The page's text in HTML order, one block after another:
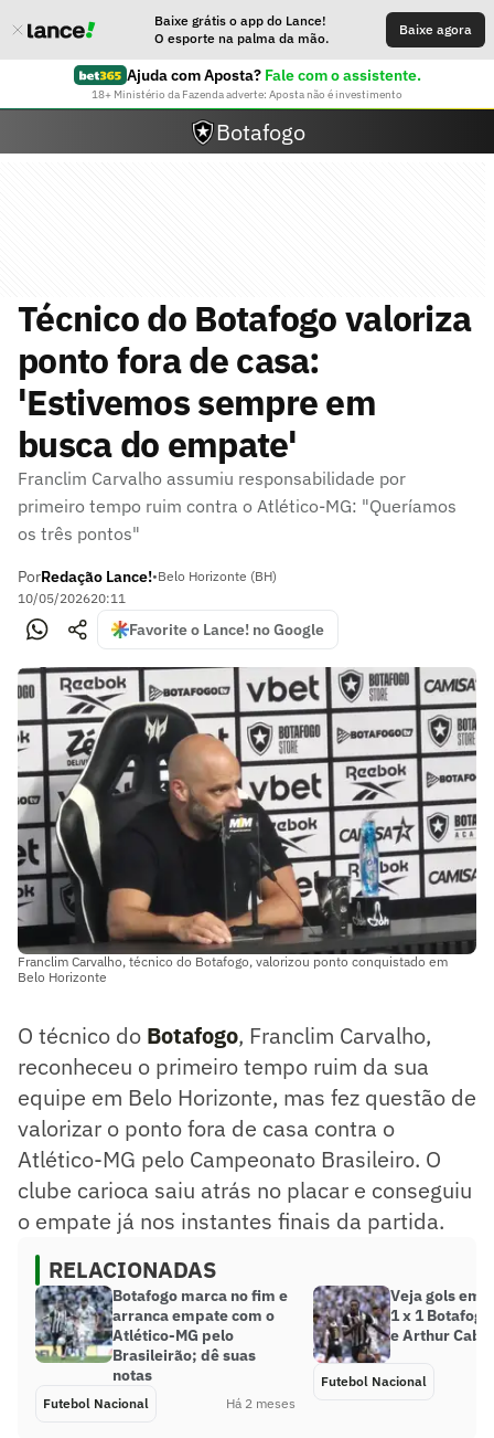
Baixe grátis o app do Lance!
O esporte na palma da mão.
Baixe agora
Ajuda com Aposta? Fale com o assistente.
18+ Ministério da Fazenda adverte: Aposta não é investimento
Botafogo
Técnico do Botafogo valoriza
ponto fora de casa:
'Estivemos sempre em
busca do empate'
Franclim Carvalho assumiu responsabilidade por
primeiro tempo ruim contra o Atlético-MG: "Queríamos
os três pontos"
PorRedação Lance!•Belo Horizonte (BH)
10/05/202620:11
Favorite o Lance! no Google
Franclim Carvalho, técnico do Botafogo, valorizou ponto conquistado em
Belo Horizonte
O técnico do Botafogo, Franclim Carvalho,
reconheceu o primeiro tempo ruim da sua
equipe em Belo Horizonte, mas fez questão de
valorizar o ponto fora de casa contra o
Atlético-MG pelo Campeonato Brasileiro. O
clube carioca saiu atrás no placar e conseguiu
o empate já nos instantes finais da partida.
RELACIONADAS
Botafogo marca no fim e
arranca empate com o
Atlético-MG pelo
Brasileirão; dê suas
notas
Futebol Nacional Há 2 meses
Veja gols em
1 x 1
e Arthur
Futebol Nacional